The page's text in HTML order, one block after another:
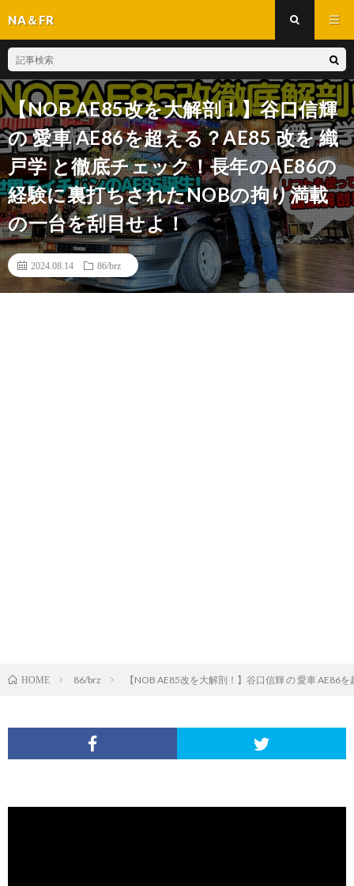
NA＆FR
【NOB AE85改を大解剖！】谷口信輝
の 愛車 AE86を超える？AE85 改を 織
戸学 と徹底チェック！長年のAE86の
経験に裏打ちされたNOBの拘り満載
の一台を刮目せよ！
2024.08.14 86/brz
HOME 86/brz 【NOB AE85改を大解剖！】谷口信輝 の 愛車 AE86